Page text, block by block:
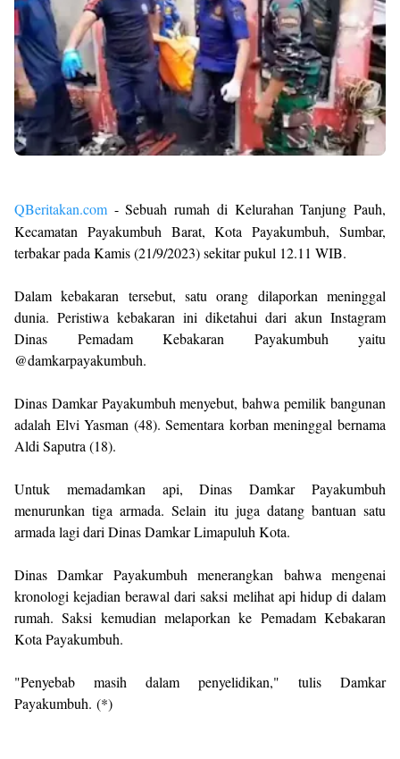
QBeritakan.com - Sebuah rumah di Kelurahan Tanjung Pauh,
Kecamatan Payakumbuh Barat, Kota Payakumbuh, Sumbar,
terbakar pada Kamis (21/9/2023) sekitar pukul 12.11 WIB.
Dalam kebakaran tersebut, satu orang dilaporkan meninggal
dunia. Peristiwa kebakaran ini diketahui dari akun Instagram
Dinas Pemadam Kebakaran Payakumbuh yaitu
@damkarpayakumbuh.
Dinas Damkar Payakumbuh menyebut, bahwa pemilik bangunan
adalah Elvi Yasman (48). Sementara korban meninggal bernama
Aldi Saputra (18).
Untuk memadamkan api, Dinas Damkar Payakumbuh
menurunkan tiga armada. Selain itu juga datang bantuan satu
armada lagi dari Dinas Damkar Limapuluh Kota.
Dinas Damkar Payakumbuh menerangkan bahwa mengenai
kronologi kejadian berawal dari saksi melihat api hidup di dalam
rumah. Saksi kemudian melaporkan ke Pemadam Kebakaran
Kota Payakumbuh.
"Penyebab masih dalam penyelidikan," tulis Damkar
Payakumbuh. (*)